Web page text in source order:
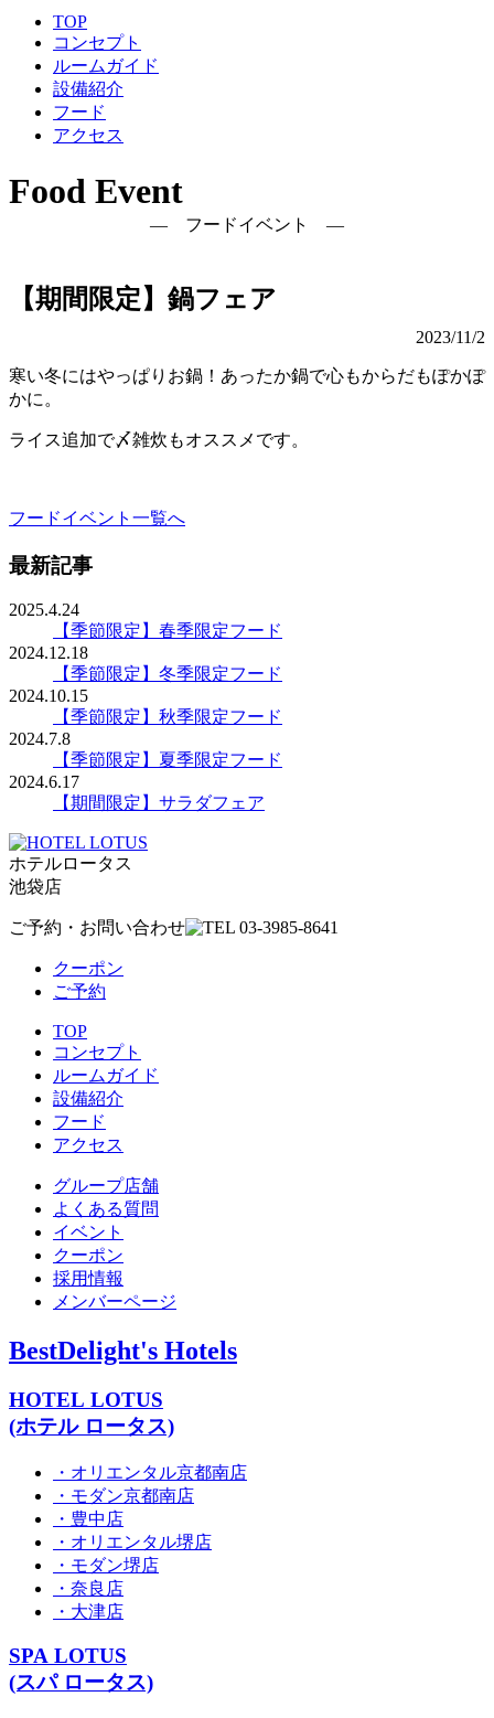
TOP
コンセプト
ルームガイド
設備紹介
フード
アクセス
Food Event
― フードイベント ―
【期間限定】鍋フェア
2023/11/2
寒い冬にはやっぱりお鍋！あったか鍋で心もからだもぽかぽ
かに。
ライス追加で〆雑炊もオススメです。
フードイベント一覧へ
最新記事
2025.4.24
【季節限定】春季限定フード
2024.12.18
【季節限定】冬季限定フード
2024.10.15
【季節限定】秋季限定フード
2024.7.8
【季節限定】夏季限定フード
2024.6.17
【期間限定】サラダフェア
ホテルロータス
池袋店
ご予約・お問い合わせ
クーポン
ご予約
TOP
コンセプト
ルームガイド
設備紹介
フード
アクセス
グループ店舗
よくある質問
イベント
クーポン
採用情報
メンバーページ
BestDelight's Hotels
HOTEL LOTUS
(ホテル ロータス)
・オリエンタル京都南店
・モダン京都南店
・豊中店
・オリエンタル堺店
・モダン堺店
・奈良店
・大津店
SPA LOTUS
(スパ ロータス)